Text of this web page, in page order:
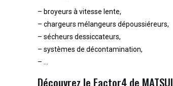
– broyeurs à vitesse lente,
– chargeurs mélangeurs dépoussiéreurs,
– sécheurs dessiccateurs,
– systèmes de décontamination,
– …
Découvrez le Factor4 de MATSUI